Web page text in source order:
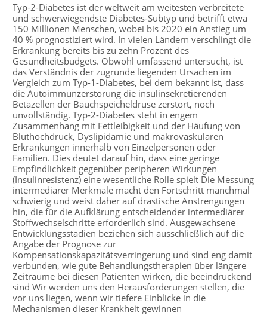
Typ-2-Diabetes ist der weltweit am weitesten verbreitete
und schwerwiegendste Diabetes-Subtyp und betrifft etwa
150 Millionen Menschen, wobei bis 2020 ein Anstieg um
40 % prognostiziert wird. In vielen Ländern verschlingt die
Erkrankung bereits bis zu zehn Prozent des
Gesundheitsbudgets. Obwohl umfassend untersucht, ist
das Verständnis der zugrunde liegenden Ursachen im
Vergleich zum Typ-1-Diabetes, bei dem bekannt ist, dass
die Autoimmunzerstörung die insulinsekretierenden
Betazellen der Bauchspeicheldrüse zerstört, noch
unvollständig. Typ-2-Diabetes steht in engem
Zusammenhang mit Fettleibigkeit und der Häufung von
Bluthochdruck, Dyslipidämie und makrovaskulären
Erkrankungen innerhalb von Einzelpersonen oder
Familien. Dies deutet darauf hin, dass eine geringe
Empfindlichkeit gegenüber peripheren Wirkungen
(Insulinresistenz) eine wesentliche Rolle spielt Die Messung
intermediärer Merkmale macht den Fortschritt manchmal
schwierig und weist daher auf drastische Anstrengungen
hin, die für die Aufklärung entscheidender intermediärer
Stoffwechselschritte erforderlich sind. Ausgewachsene
Entwicklungsstadien beziehen sich ausschließlich auf die
Angabe der Prognose zur
Kompensationskapazitätsverringerung und sind eng damit
verbunden, wie gute Behandlungstherapien über längere
Zeiträume bei diesen Patienten wirken, die beeindruckend
sind Wir werden uns den Herausforderungen stellen, die
vor uns liegen, wenn wir tiefere Einblicke in die
Mechanismen dieser Krankheit gewinnen